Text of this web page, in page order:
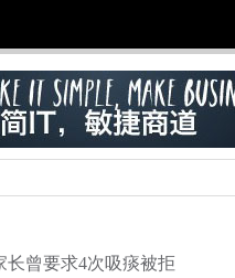
曾要求4次吸痰被拒